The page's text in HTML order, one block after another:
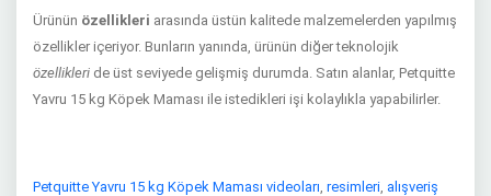
Ürünün özellikleri arasında üstün kalitede malzemelerden yapılmış
özellikler içeriyor. Bunların yanında, ürünün diğer teknolojik
özellikleri de üst seviyede gelişmiş durumda. Satın alanlar, Petquitte
Yavru 15 kg Köpek Maması ile istedikleri işi kolaylıkla yapabilirler.
Petquitte Yavru 15 kg Köpek Maması videoları, resimleri, alışveriş